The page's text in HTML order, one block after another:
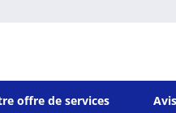
offre de services